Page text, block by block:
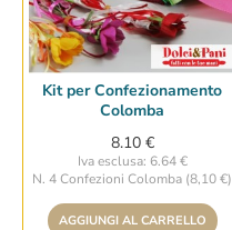
Kit per Confezionamento
Colomba
8.10 €
Iva esclusa: 6.64 €
N. 4 Confezioni Colomba (8,10 €)
AGGIUNGI AL CARRELLO